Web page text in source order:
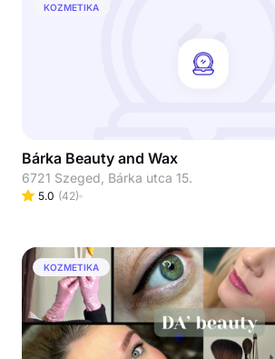
KOZMETIKA
Bárka Beauty and Wax
6721 Szeged, Bárka utca 15.
5.0 (42)
KOZMETIKA